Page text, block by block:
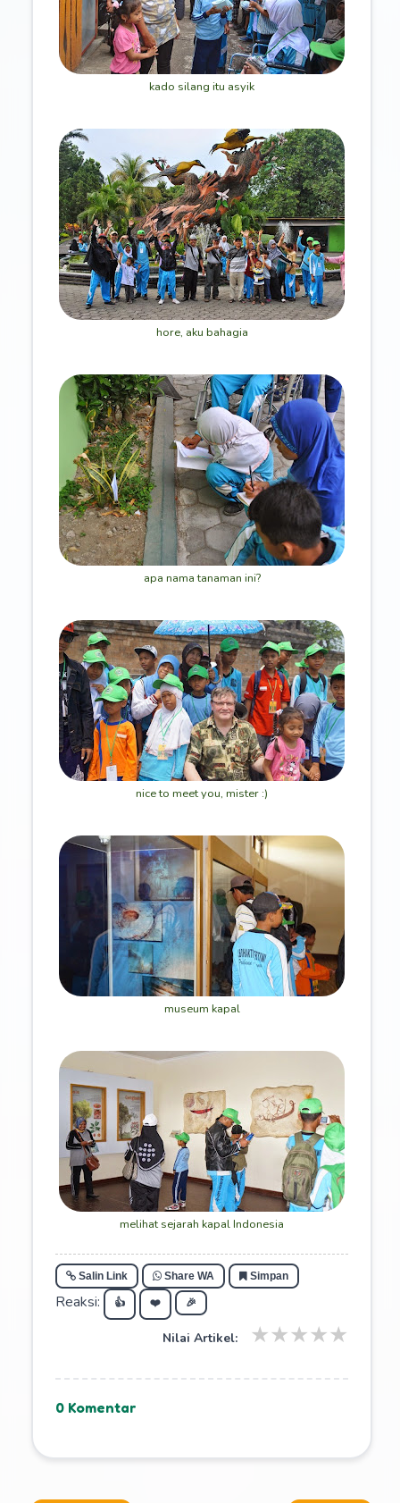
kado silang itu asyik
hore, aku bahagia
apa nama tanaman ini?
nice to meet you, mister :)
museum kapal
melihat sejarah kapal Indonesia
Salin Link Share WA Simpan
Reaksi: 👍 ❤️ 🎉
Nilai Artikel: ★
★
★
★
★
0 Komentar